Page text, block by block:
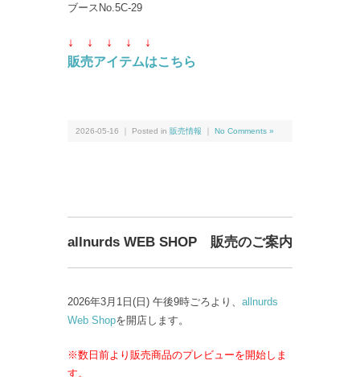
ブースNo.5C-29
↓ ↓ ↓ ↓
↓
販売アイテムはこちら
2026-05-16 ｜ Posted in 販売情報 No Comments »
allnurds WEB SHOP 販売のご案内
2026年3月1日(日) 午後9時ごろより、 allnurds
Web Shopを開店します。
※数日前より販売商品のプレビューを開始しま
す。